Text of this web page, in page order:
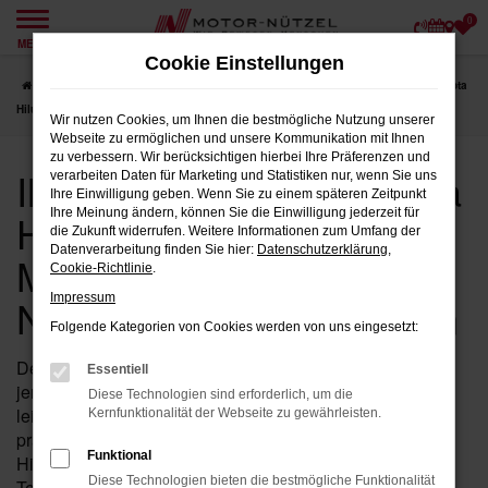
Zum
springen
MENÜ
0
Ihre erste Wahl für Toyota
Hilux Neuwagen bei Motor-Nützel in Nordbayern und Sachsen
Ihre erste Wahl für Toyota
Hilux Neuwagen bei
Motor-Nützel in
Nordbayern und Sachsen
Der Toyota Hilux Neuwagen ist die perfekte Wahl für all
jene, die auf der Suche nach einem stilvollen und
leistungsstarken Fahrzeug sind. Bei Motor-Nützel
präsentieren wir Ihnen eine große Auswahl an Toyota
Hilux Neuwagen, die nicht nur durch ihre modernste
Cookie Einstellungen
Wir nutzen Cookies, um Ihnen die bestmögliche Nutzung unserer
Webseite zu ermöglichen und unsere Kommunikation mit Ihnen
zu verbessern. Wir berücksichtigen hierbei Ihre Präferenzen und
verarbeiten Daten für Marketing und Statistiken nur, wenn Sie uns
Ihre Einwilligung geben. Wenn Sie zu einem späteren Zeitpunkt
Ihre Meinung ändern, können Sie die Einwilligung jederzeit für
die Zukunft widerrufen. Weitere Informationen zum Umfang der
Datenverarbeitung finden Sie hier: Datenschutzerklärung,
Cookie-Richtlinie.
Impressum
Folgende Kategorien von Cookies werden von uns eingesetzt:
Essentiell
Diese Technologien sind erforderlich, um die
Kernfunktionalität der Webseite zu gewährleisten.
Funktional
Diese Technologien bieten die bestmögliche Funktionalität